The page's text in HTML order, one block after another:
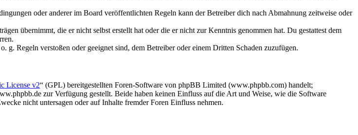
oder anderer im Board veröffentlichten Regeln kann der Betreiber dich nach Abmahnung zeitweise oder
übernimmt, die er nicht selbst erstellt hat oder die er nicht zur Kenntnis genommen hat. Du gestattest dem
g. Regeln verstoßen oder geeignet sind, dem Betreiber oder einem Dritten Schaden zuzufügen.
License v2“ (GPL) bereitgestellten Foren-Software von phpBB Limited (www.phpbb.com) handelt;
zur Verfügung gestellt. Beide haben keinen Einfluss auf die Art und Weise, wie die Software
nicht untersagen oder auf Inhalte fremder Foren Einfluss nehmen.